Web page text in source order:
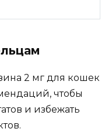
2 мг для кошек
чтобы
и избежать